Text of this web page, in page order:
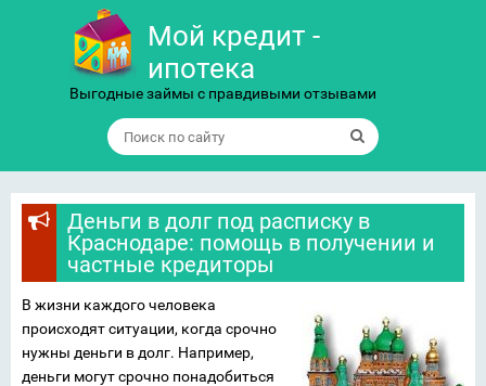
Мой кредит -
ипотека
Выгодные займы с правдивыми отзывами
Деньги в долг под расписку в
Краснодаре: помощь в получении и
частные кредиторы
В жизни каждого человека
происходят ситуации, когда срочно
нужны деньги в долг. Например,
деньги могут срочно понадобиться